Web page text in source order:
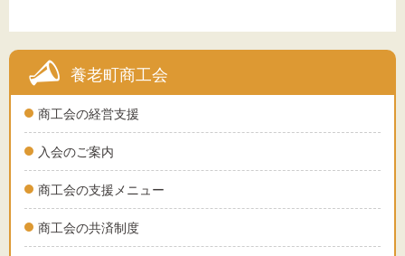
養老町商工会
商工会の経営支援
入会のご案内
商工会の支援メニュー
商工会の共済制度